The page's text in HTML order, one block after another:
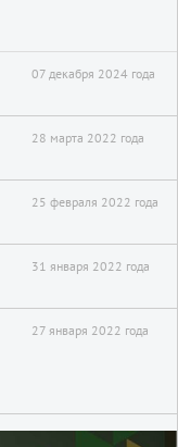
07 декабря 2024 года
28 марта 2022 года
25 февраля 2022 года
31 января 2022 года
27 января 2022 года